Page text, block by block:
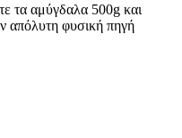
τα αμύγδαλα 500g και
απόλυτη φυσική πηγή